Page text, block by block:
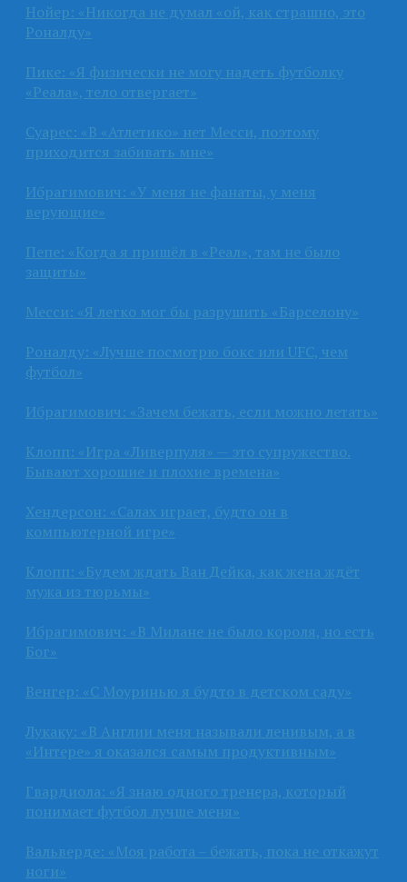
Нойер: «Никогда не думал «ой, как страшно, это
Роналду»
Пике: «Я физически не могу надеть футболку
«Реала», тело отвергает»
Суарес: «В «Атлетико» нет Месси, поэтому
приходится забивать мне»
Ибрагимович: «У меня не фанаты, у меня
верующие»
Пепе: «Когда я пришёл в «Реал», там не было
защиты»
Месси: «Я легко мог бы разрушить «Барселону»
Роналду: «Лучше посмотрю бокс или UFC, чем
футбол»
Ибрагимович: «Зачем бежать, если можно летать»
Клопп: «Игра «Ливерпуля» — это супружество.
Бывают хорошие и плохие времена»
Хендерсон: «Салах играет, будто он в
компьютерной игре»
Клопп: «Будем ждать Ван Дейка, как жена ждёт
мужа из тюрьмы»
Ибрагимович: «В Милане не было короля, но есть
Бог»
Венгер: «С Моуринью я будто в детском саду»
Лукаку: «В Англии меня называли ленивым, а в
«Интере» я оказался самым продуктивным»
Гвардиола: «Я знаю одного тренера, который
понимает футбол лучше меня»
Вальверде: «Моя работа – бежать, пока не откажут
ноги»